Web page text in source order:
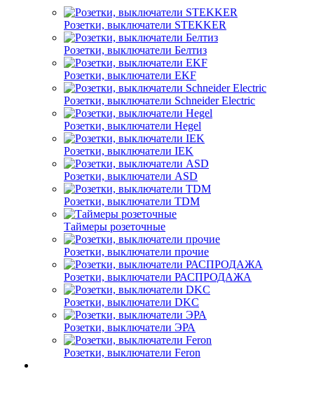
Розетки, выключатели STEKKER
Розетки, выключатели Белтиз
Розетки, выключатели EKF
Розетки, выключатели Schneider Electric
Розетки, выключатели Hegel
Розетки, выключатели IEK
Розетки, выключатели ASD
Розетки, выключатели TDM
Таймеры розеточные
Розетки, выключатели прочие
Розетки, выключатели РАСПРОДАЖА
Розетки, выключатели DKC
Розетки, выключатели ЭРА
Розетки, выключатели Feron